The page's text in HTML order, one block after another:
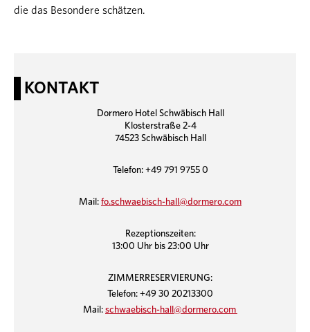
die das Besondere schätzen.
KONTAKT
Dormero Hotel Schwäbisch Hall
Klosterstraße 2-4
74523 Schwäbisch Hall
Telefon: +49 791 9755 0
Mail: fo.schwaebisch-hall@dormero.com
Rezeptionszeiten:
13:00 Uhr bis 23:00 Uhr
ZIMMERRESERVIERUNG:
Telefon: +49 30 20213300
Mail: schwaebisch-hall@dormero.com